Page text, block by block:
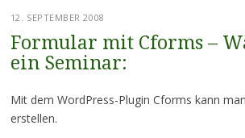
12. SEPTEMBER 2008
Formular mit Cforms –
ein Seminar:
Mit dem WordPress-Plugin Cforms kann
erstellen.